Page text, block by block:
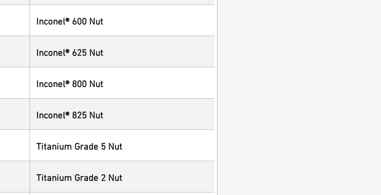
Inconel® 600 Nut
Inconel® 625 Nut
Inconel® 800 Nut
Inconel® 825 Nut
Titanium Grade 5 Nut
Titanium Grade 2 Nut